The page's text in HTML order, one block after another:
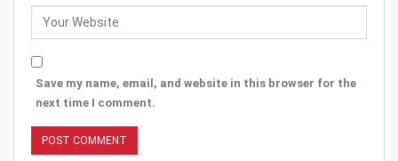
Save my name, email, and website in this browser for the
next time I comment.